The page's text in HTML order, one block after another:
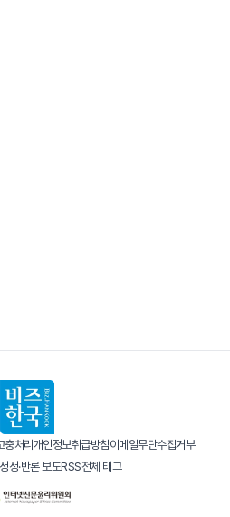
충처리 개인정보취급방침이메일무단수집거부
정정·반론 보도RSS전체 태그